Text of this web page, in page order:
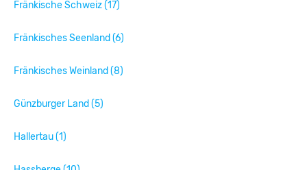
Fränkische Schweiz (17)
Fränkisches Seenland (6)
Fränkisches Weinland (8)
Günzburger Land (5)
Hallertau (1)